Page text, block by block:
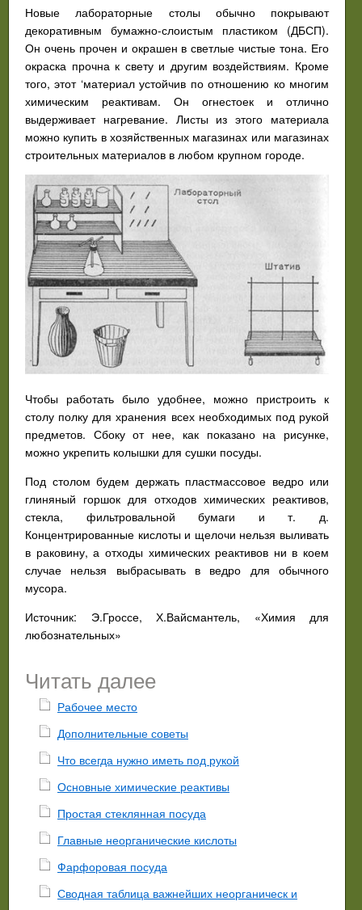
Новые лабораторные столы обычно покрывают
декоративным бумажно-слоистым пластиком (ДБСП).
Он очень прочен и окрашен в светлые чистые тона. Его
окраска прочна к свету и другим воздействиям. Кроме
того, этот ‘материал устойчив по отношению ко многим
химическим реактивам. Он огнестоек и отлично
выдерживает нагревание. Листы из этого материала
можно купить в хозяйственных магазинах или магазинах
строительных материалов в любом крупном городе.
Чтобы работать было удобнее, можно пристроить к
столу полку для хранения всех необходимых под рукой
предметов. Сбоку от нее, как показано на рисунке,
можно укрепить колышки для сушки посуды.
Под столом будем держать пластмассовое ведро или
глиняный горшок для отходов химических реактивов,
стекла, фильтровальной бумаги и т. д.
Концентрированные кислоты и щелочи нельзя выливать
в раковину, а отходы химических реактивов ни в коем
случае нельзя выбрасывать в ведро для обычного
мусора.
Источник: Э.Гроссе, Х.Вайсмантель, «Химия для
любознательных»
Читать далее
Рабочее место
Дополнительные советы
Что всегда нужно иметь под рукой
Основные химические реактивы
Простая стеклянная посуда
Главные неорганические кислоты
Фарфоровая посуда
Сводная таблица важнейших неорганическ и